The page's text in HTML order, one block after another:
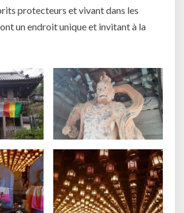
protecteurs et vivant dans les
un endroit unique et invitant à la